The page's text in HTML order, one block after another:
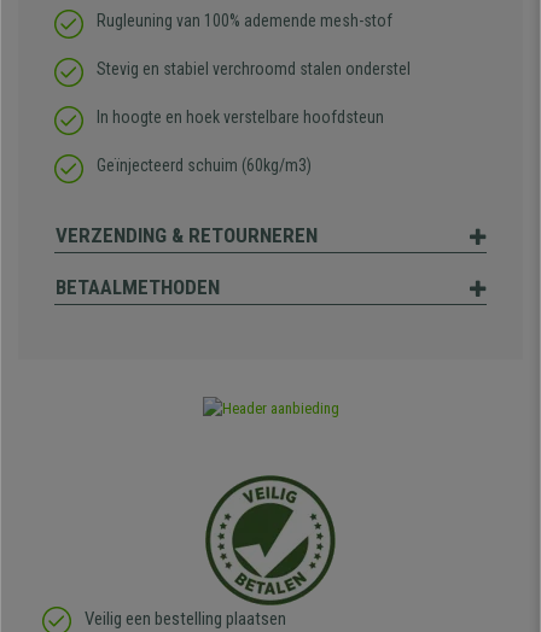
Rugleuning van 100% ademende mesh-stof
Stevig en stabiel verchroomd stalen onderstel
In hoogte en hoek verstelbare hoofdsteun
Geïnjecteerd schuim (60kg/m3)
VERZENDING & RETOURNEREN
BETAALMETHODEN
Veilig een bestelling plaatsen